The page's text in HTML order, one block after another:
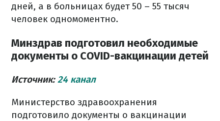
дней, а в больницах будет 50 – 55 тысяч
человек одномоментно.
Минздрав подготовил необходимые
документы о COVID-вакцинации детей
Источник:24 канал
Министерство здравоохранения
подготовило документы о вакцинации